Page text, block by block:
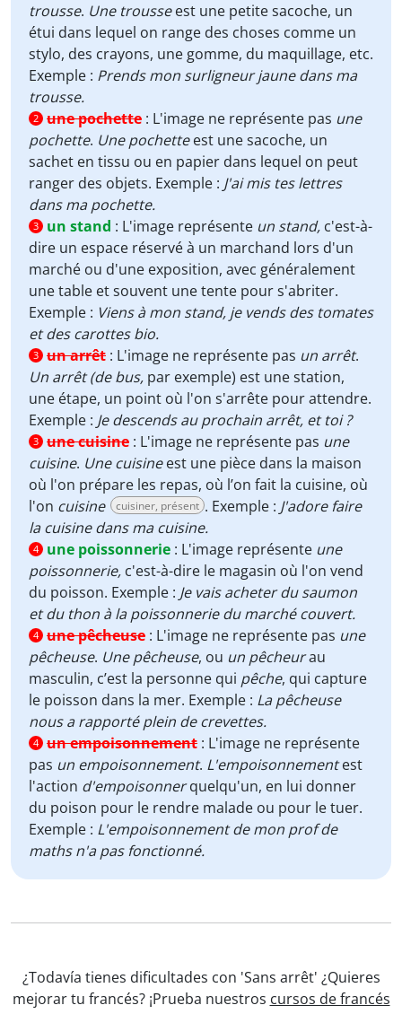
trousse. Une trousseest une petite sacoche, un
étui dans lequel on range des choses comme un
stylo, des crayons, une gomme, du maquillage, etc.
Exemple : Prends mon surligneur jaune dans ma
trousse.
2 une pochette : L'image ne représente pas une
pochette. Une pochetteest une sacoche, un
sachet en tissu ou en papier dans lequel on peut
ranger des objets. Exemple : J'ai mis tes lettres
dans ma pochette.
3 un stand : L'image représente un stand, c'est-à-
dire un espace réservé à un marchand lors d'un
marché ou d'une exposition, avec généralement
une table et souvent une tente pour s'abriter.
Exemple : Viens à mon stand, je vends des tomates
et des carottes bio.
3 un arrêt : L'image ne représente pas un arrêt.
Un arrêt (de bus, par exemple) est une station,
une étape, un point où l'on s'arrête pour attendre.
Exemple : Je descends au prochain arrêt, et toi ?
3 une cuisine : L'image ne représente pas une
cuisine. Une cuisineest une pièce dans la maison
où l'on prépare les repas, où l’on fait la cuisine, où
l'on cuisine cuisiner, présent . Exemple : J'adore faire
la cuisine dans ma cuisine.
4 une poissonnerie : L'image représente une
poissonnerie, c'est-à-dire le magasin où l'on vend
du poisson. Exemple : Je vais acheter du saumon
et du thon à la poissonnerie du marché couvert.
4 une pêcheuse : L'image ne représente pas une
pêcheuse. Une pêcheuse, ou un pêcheurau
masculin, c’est la personne qui pêche, qui capture
le poisson dans la mer. Exemple : La pêcheuse
nous a rapporté plein de crevettes.
4 un empoisonnement : L'image ne représente
pas un empoisonnement. L'empoisonnementest
l'action d'empoisonnerquelqu'un, en lui donner
du poison pour le rendre malade ou pour le tuer.
Exemple : L'empoisonnement de mon prof de
maths n'a pas fonctionné.
¿Todavía tienes dificultades con 'Sans arrêt' ¿Quieres
mejorar tu francés? ¡Prueba nuestros cursos de francés